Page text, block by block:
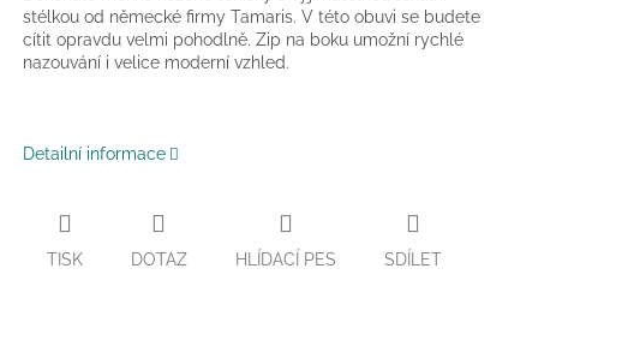
stélkou od německé firmy Tamaris. V této obuvi se budete
cítit opravdu velmi pohodlně. Zip na boku umožní rychlé
nazouvání i velice moderní vzhled.
Detailní informace
TISK DOTAZ HLÍDACÍ PES SDÍLET